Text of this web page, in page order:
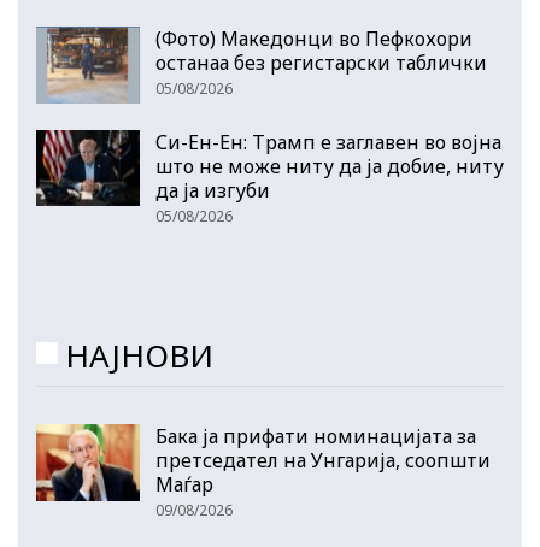
(Фото) Македонци во Пефкохори
останаа без регистарски таблички
05/08/2026
Си-Ен-Ен: Трамп е заглавен во војна
што не може ниту да ја добие, ниту
да ја изгуби
05/08/2026
НАЈНОВИ
Бака ја прифати номинацијата за
претседател на Унгарија, соопшти
Маѓар
09/08/2026